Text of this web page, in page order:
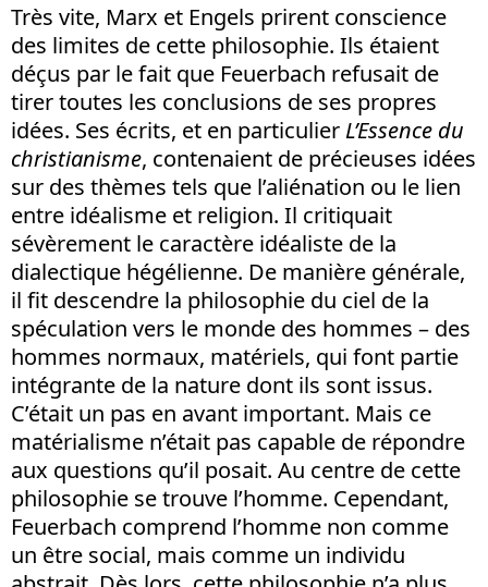
Très vite, Marx et Engels prirent conscience
des limites de cette philosophie. Ils étaient
déçus par le fait que Feuerbach refusait de
tirer toutes les conclusions de ses propres
idées. Ses écrits, et en particulier L’Essence du
christianisme, contenaient de précieuses idées
sur des thèmes tels que l’aliénation ou le lien
entre idéalisme et religion. Il critiquait
sévèrement le caractère idéaliste de la
dialectique hégélienne. De manière générale,
il fit descendre la philosophie du ciel de la
spéculation vers le monde des hommes – des
hommes normaux, matériels, qui font partie
intégrante de la nature dont ils sont issus.
C’était un pas en avant important. Mais ce
matérialisme n’était pas capable de répondre
aux questions qu’il posait. Au centre de cette
philosophie se trouve l’homme. Cependant,
Feuerbach comprend l’homme non comme
un être social, mais comme un individu